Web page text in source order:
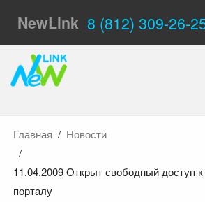
NewLink 8 (812) 309-26-
Главная Новости
11.04.2009 Открыт свободный доступ
порталу